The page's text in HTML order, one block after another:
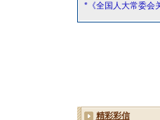
*《全国人大常委会